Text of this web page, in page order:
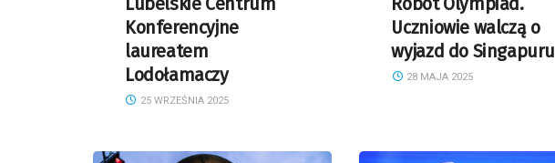
Konferencyjne
laureatem
Lodołamaczy
25 WRZEŚNIA 2025
Uczniowie walczą o
wyjazd do Singapuru
28 MAJA 2025